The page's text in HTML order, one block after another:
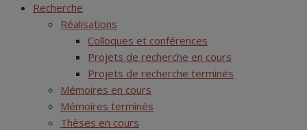
Recherche
Réalisations
Colloques et conférences
Projets de recherche en cours
Projets de recherche terminés
Mémoires en cours
Mémoires terminés
Thèses en cours